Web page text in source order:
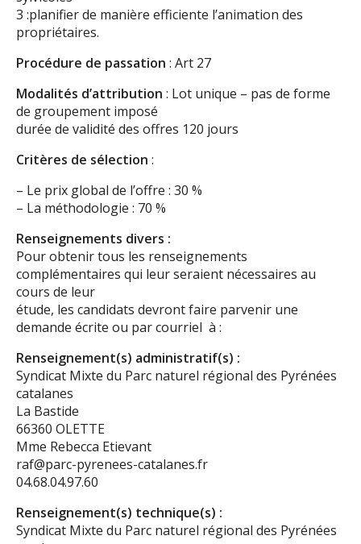
3 :planifier de manière efficiente l’animation des
propriétaires.
Procédure de passation : Art 27
Modalités d’attribution : Lot unique – pas de forme
de groupement imposé
durée de validité des offres 120 jours
Critères de sélection :
– Le prix global de l’offre : 30 %
– La méthodologie : 70 %
Renseignements divers :
Pour obtenir tous les renseignements
complémentaires qui leur seraient nécessaires au
cours de leur
étude, les candidats devront faire parvenir une
demande écrite ou par courriel à :
Renseignement(s) administratif(s) :
Syndicat Mixte du Parc naturel régional des Pyrénées
catalanes
La Bastide
66360 OLETTE
Mme Rebecca Etievant
raf@parc-pyrenees-catalanes.fr
04.68.04.97.60
Renseignement(s) technique(s) :
Syndicat Mixte du Parc naturel régional des Pyrénées